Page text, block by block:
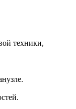
техники,